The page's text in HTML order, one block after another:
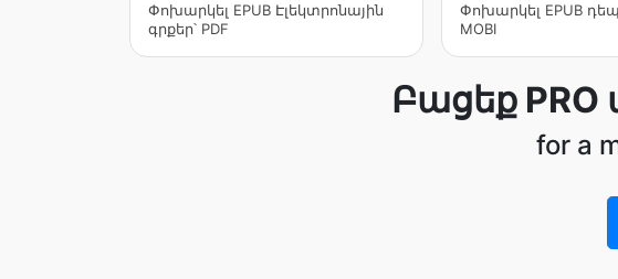
Փոխարկել EPUB Էլեկտրոնային
գրքեր՝ PDF
Փոխարկել EPUB
MOBI
Բացեք PRO
for a